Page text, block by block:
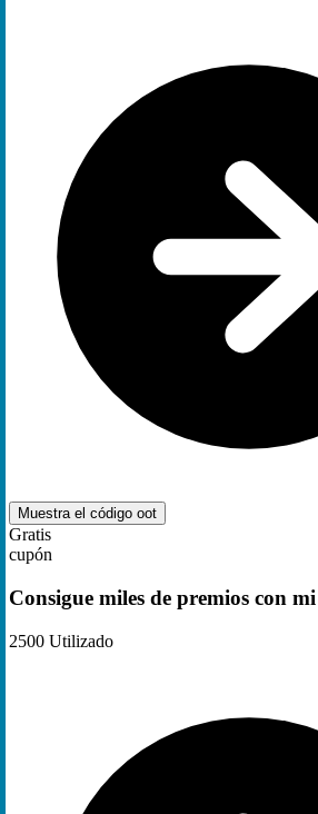
Muestra el código oot
Gratis
cupón
Consigue miles de premios con
2500 Utilizado